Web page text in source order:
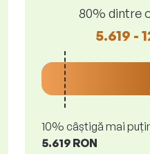
80% dintre
5.619 -
10% câștigă mai
5.619 RON